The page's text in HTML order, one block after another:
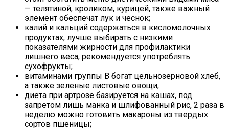
— телятиной, кроликом, курицей, также важный
элемент обеспечат лук и чеснок;
калий и кальций содержаться в кисломолочных
продуктах, лучше выбирать с низкими
показателями жирности для профилактики
лишнего веса, рекомендуется употреблять
сухофрукты;
витаминами группы В богат цельнозерновой хлеб,
а также зеленые листовые овощи;
диета при артрозе базируется на кашах, под
запретом лишь манка и шлифованный рис, 2 раза в
неделю можно готовить макароны из твердых
сортов пшеницы;